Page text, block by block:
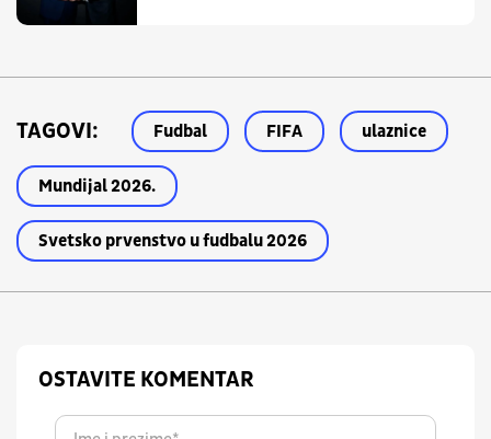
TAGOVI: Fudbal FIFA ulaznice
Mundijal 2026.
Svetsko prvenstvo u fudbalu 2026
OSTAVITE KOMENTAR